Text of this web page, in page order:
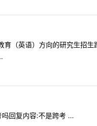
（英语）方向的研究生招生
回复内容:不是跨考 ...